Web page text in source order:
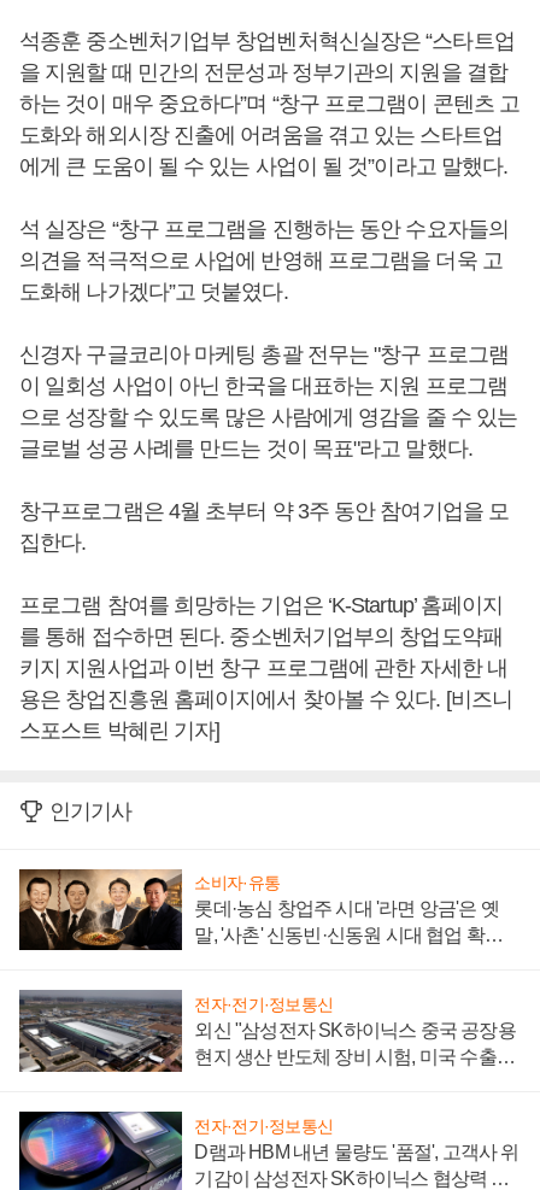
석종훈 중소벤처기업부 창업벤처혁신실장은 “스타트업
을 지원할 때 민간의 전문성과 정부기관의 지원을 결합
하는 것이 매우 중요하다”며 “창구 프로그램이 콘텐츠 고
도화와 해외시장 진출에 어려움을 겪고 있는 스타트업
에게 큰 도움이 될 수 있는 사업이 될 것”이라고 말했다.
석 실장은 “창구 프로그램을 진행하는 동안 수요자들의
의견을 적극적으로 사업에 반영해 프로그램을 더욱 고
도화해 나가겠다”고 덧붙였다.
신경자 구글코리아 마케팅 총괄 전무는 "창구 프로그램
이 일회성 사업이 아닌 한국을 대표하는 지원 프로그램
으로 성장할 수 있도록 많은 사람에게 영감을 줄 수 있는
글로벌 성공 사례를 만드는 것이 목표"라고 말했다.
창구프로그램은 4월 초부터 약 3주 동안 참여기업을 모
집한다.
프로그램 참여를 희망하는 기업은 ‘K-Startup’ 홈페이지
를 통해 접수하면 된다. 중소벤처기업부의 창업도약패
키지 지원사업과 이번 창구 프로그램에 관한 자세한 내
용은 창업진흥원 홈페이지에서 찾아볼 수 있다. [비즈니
스포스트 박혜린 기자]
인기기사
소비자·유통
롯데·농심 창업주 시대 '라면 앙금'은 옛
말, '사촌' 신동빈·신동원 시대 협업 확대
전자·전기·정보통신
외신 "삼성전자 SK하이닉스 중국 공장용
현지 생산 반도체 장비 시험, 미국 수출통
전자·전기·정보통신
D램과 HBM 내년 물량도 '품절', 고객사 위
기감이 삼성전자 SK하이닉스 협상력 더